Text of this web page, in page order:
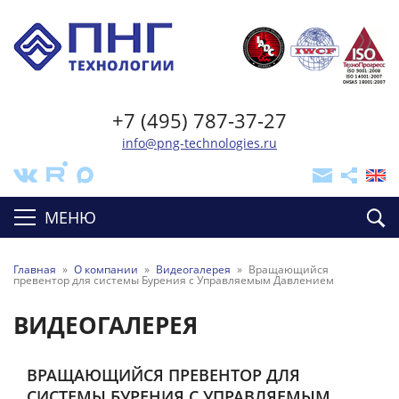
+7 (495) 787-37-27
info@png-technologies.ru
МЕНЮ
Главная » О компании » Видеогалерея » Вращающийся
превентор для системы Бурения с Управляемым Давлением
ВИДЕОГАЛЕРЕЯ
ВРАЩАЮЩИЙСЯ ПРЕВЕНТОР ДЛЯ